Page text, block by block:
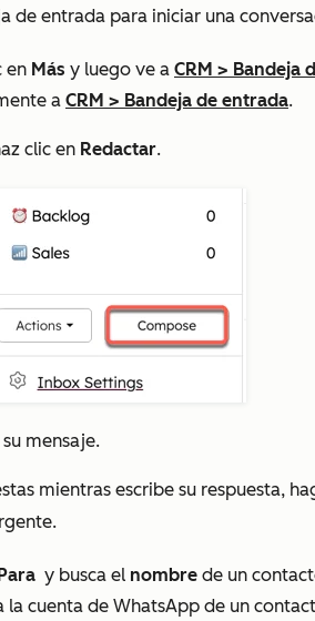
de entrada para iniciar una
en Más y luego ve a CRM > Bandeja
a CRM > Bandeja de entrada.
clic en Redactar.
mensaje.
mientras escribe su respuesta,
y busca el nombre de un
cuenta de WhatsApp de un